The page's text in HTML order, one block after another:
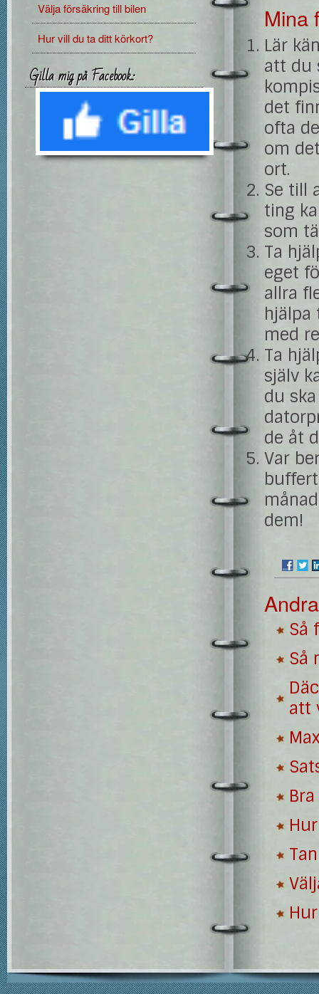
Mina
Lär
att du
det
ofta
om
ort.
Se till
ting
som
Ta
eget
allra
hjälpa
med
Ta
själv
du
de åt
Var
dem!
Så
Så
att
Välja försäkring till bilen
Hur vill du ta ditt körkort?
Gilla mig på Facebook: